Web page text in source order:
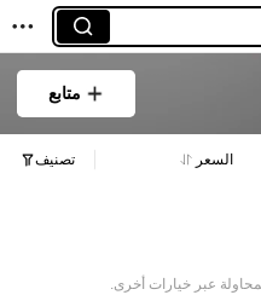
متابع
السعر تصنيف
عبر خيارات أخرى.